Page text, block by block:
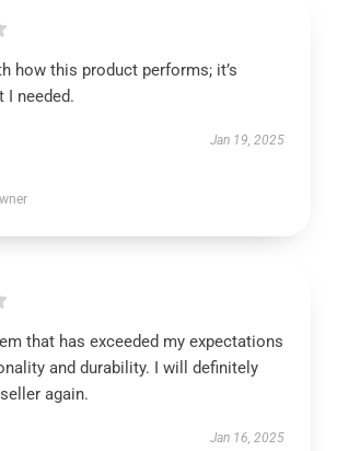
how this product performs; it’s
I needed.
Jan 19, 2025
that has exceeded my expectations
and durability. I will definitely
again.
Jan 16, 2025